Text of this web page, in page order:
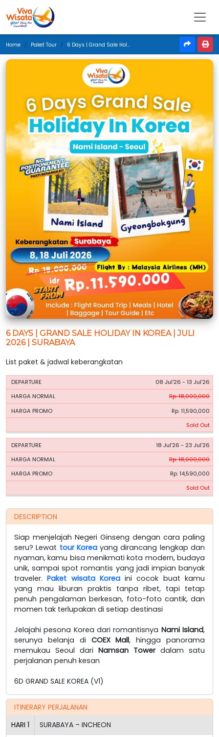
Home Paket Tour 6 Days | Grand Sale Holiday In Korea | Juli 2026 | Surabaya
6 DAYS | GRAND SALE HOLIDAY IN KOREA | JULI
2026 | SURABAYA
List paket & jadwal keberangkatan
PERIODE
HARGA
08 Jul'26 - 13 Jul'26
Rp. 18,000,000
Rp. 11,590,000
Sold Out
18 Jul'26 - 23 Jul'26
Rp. 18,000,000
Rp. 14,590,000
Sold Out
DESCRIPTION
Siap menjelajah Negeri Ginseng dengan cara paling
seru? Lewat tour Koreayang dirancang lengkap dan
nyaman, kamu bisa menikmati kota modern, budaya
unik, sampai spot romantis yang jadi impian banyak
traveler.Paket wisata Koreaini cocok buat kamu
yang mau liburan praktis tanpa ribet, tapi tetap
penuh pengalaman berkesan, foto-foto cantik, dan
momen tak terlupakan di setiap destinasi
Jelajahi pesona Korea dari romantisnya Nami Island,
serunya belanja di COEX Mall, hingga panorama
memukau Seoul dari Namsan Towerdalam satu
perjalanan penuh kesan
6D GRAND SALE KOREA (V1)
ITINERARY PERJALANAN
HARI 1 SURABAYA – INCHEON